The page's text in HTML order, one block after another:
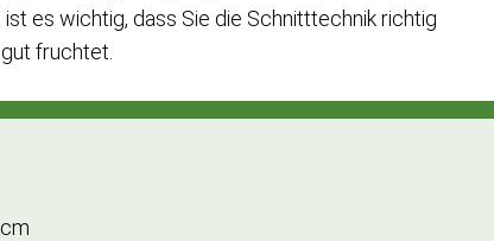
es wichtig, dass Sie die Schnitttechnik richtig
fruchtet.